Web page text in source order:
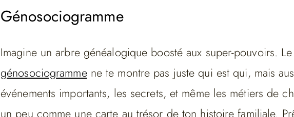
Génosociogramme
Imagine un arbre généalogique boosté aux super-pouvoirs. Le
génosociogrammene te montre pas juste qui est qui, mais
événements importants, les secrets, et même les métiers de
un peu comme une carte au trésor de ton histoire familiale.